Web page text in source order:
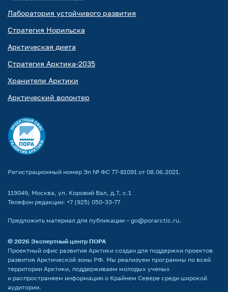
Лаборатория устойчивого развития
Стратегия Норильска
Арктическая диета
Стратегия Арктика-2035
Хранители Арктики
Арктический волонтер
Регистрационный номер Эл № ФС 77-81091 от 08.06.2021.
119049, Москва, ул. Коровий Вал, д.7, с.1
Телефон редакции: +7 (925) 050-33-77
Предложить материал для публикации – go@porarctic.ru.
© 2026 Экспертный центр ПОРА
Проектный офис развития Арктики создан для поддержки проектов
развития Арктической зоны РФ. Мы реализуем программы по всей
территории Арктики, поддерживаем молодых ученых
и распространяем информацию о Крайнем Севере среди широкой
аудитории.